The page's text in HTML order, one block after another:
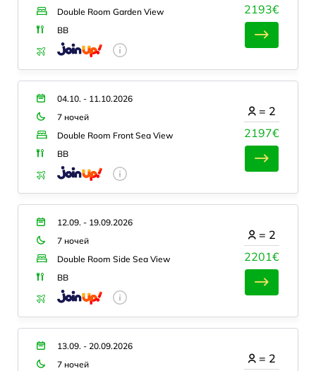
Double Room Garden View
BB
2193€
04.10. - 11.10.2026
7 ночей
Double Room Front Sea View
BB
2197€
= 2
12.09. - 19.09.2026
7 ночей
Double Room Side Sea View
BB
2201€
= 2
13.09. - 20.09.2026
7 ночей
= 2